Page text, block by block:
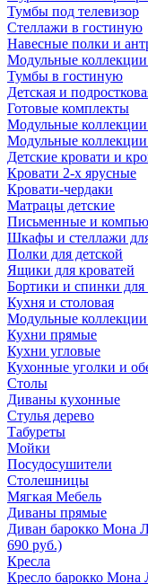
Тумбы под телевизор
Стеллажи в гостиную
Навесные полки и
Модульные коллекции
Тумбы в гостиную
Детская и
Готовые комплекты
Модульные коллекции
Модульные коллекции
Детские кровати и
Кровати 2-х ярусные
Кровати-чердаки
Матрацы детские
Письменные и
Шкафы и стеллажи
Полки для детской
Ящики для кроватей
Бортики и спинки для
Кухня и столовая
Модульные
Кухни прямые
Кухни угловые
Кухонные уголки и
Столы
Диваны кухонные
Стулья дерево
Табуреты
Мойки
Посудосушители
Столешницы
Мягкая Мебель
Диваны прямые
Диван барокко Мона
690 руб.)
Кресла
Кресло барокко Мона